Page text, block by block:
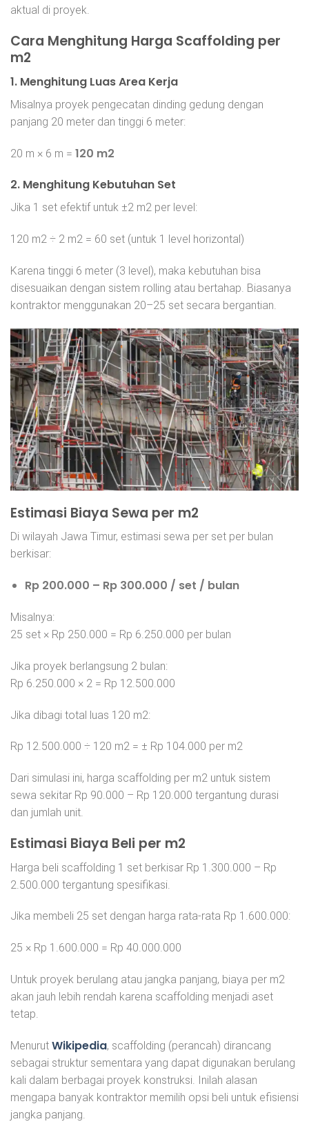
aktual di proyek.
Cara Menghitung Harga Scaffolding per
m2
1. Menghitung Luas Area Kerja
Misalnya proyek pengecatan dinding gedung dengan
panjang 20 meter dan tinggi 6 meter:
20 m × 6 m = 120 m2
2. Menghitung Kebutuhan Set
Jika 1 set efektif untuk ±2 m2 per level:
120 m2 ÷ 2 m2 = 60 set (untuk 1 level horizontal)
Karena tinggi 6 meter (3 level), maka kebutuhan bisa
disesuaikan dengan sistem rolling atau bertahap. Biasanya
kontraktor menggunakan 20–25 set secara bergantian.
Estimasi Biaya Sewa per m2
Di wilayah Jawa Timur, estimasi sewa per set per bulan
berkisar:
Rp 200.000 – Rp 300.000 / set / bulan
Misalnya:
25 set × Rp 250.000 = Rp 6.250.000 per bulan
Jika proyek berlangsung 2 bulan:
Rp 6.250.000 × 2 = Rp 12.500.000
Jika dibagi total luas 120 m2:
Rp 12.500.000 ÷ 120 m2 = ± Rp 104.000 per m2
Dari simulasi ini, harga scaffolding per m2 untuk sistem
sewa sekitar Rp 90.000 – Rp 120.000 tergantung durasi
dan jumlah unit.
Estimasi Biaya Beli per m2
Harga beli scaffolding 1 set berkisar Rp 1.300.000 – Rp
2.500.000 tergantung spesifikasi.
Jika membeli 25 set dengan harga rata-rata Rp 1.600.000:
25 × Rp 1.600.000 = Rp 40.000.000
Untuk proyek berulang atau jangka panjang, biaya per m2
akan jauh lebih rendah karena scaffolding menjadi aset
tetap.
Menurut Wikipedia, scaffolding (perancah) dirancang
sebagai struktur sementara yang dapat digunakan berulang
kali dalam berbagai proyek konstruksi. Inilah alasan
mengapa banyak kontraktor memilih opsi beli untuk efisiensi
jangka panjang.